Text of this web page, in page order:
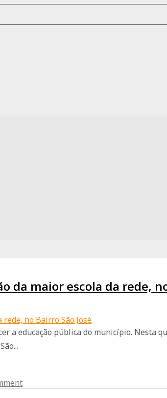
maior escola da rede,
a educação pública do município. Nesta